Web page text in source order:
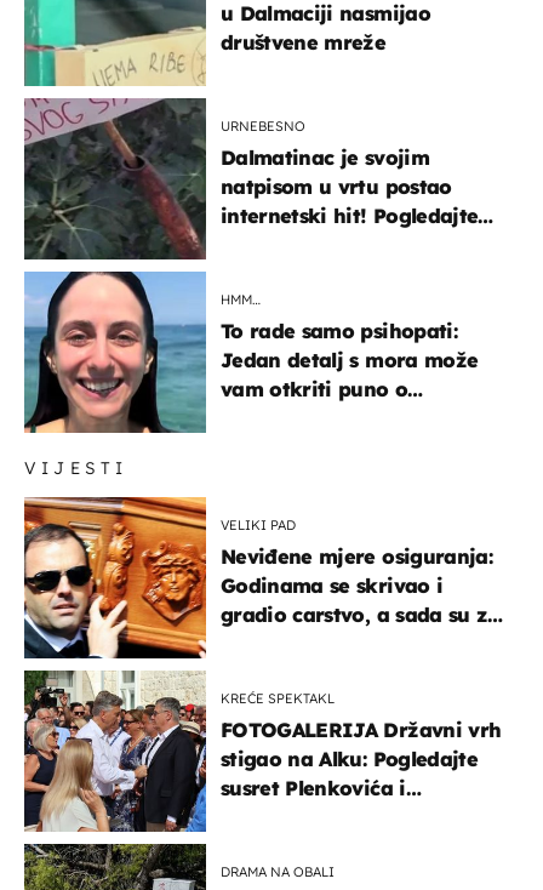
VIJESTI
VELIKI PAD
Neviđene mjere osiguranja:
Godinama se skrivao i
gradio carstvo, a sada su za
KREĆE SPEKTAKL
FOTOGALERIJA Državni vrh
stigao na Alku: Pogledajte
susret Plenkovića i
DRAMA NA OBALI
u Dalmaciji nasmijao
društvene mreže
URNEBESNO
Dalmatinac je svojim
natpisom u vrtu postao
internetski hit! Pogledajte
HMM…
To rade samo psihopati:
Jedan detalj s mora može
vam otkriti puno o